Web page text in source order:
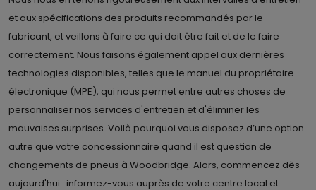
et aux spécifications des produits recommandés par le
fabricant, et veillons à faire ce qui doit être fait et de le faire
correctement. Nous faisons également appel aux dernières
technologies disponibles, telles que le manuel du propriétaire
électronique (MPE), qui nous permet entre autres choses de
personnaliser nos services d'entretien et d'éliminer les
mauvaises surprises. Voilà pourquoi vous disposez d’une option
autre que votre concessionnaire quand il est question de
changements de pneus à Woodbridge. Alors, commencez dès
aujourd'hui : informez-vous auprès de votre centre local et